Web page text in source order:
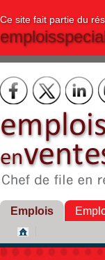
Ce site fait partie du
Emplois